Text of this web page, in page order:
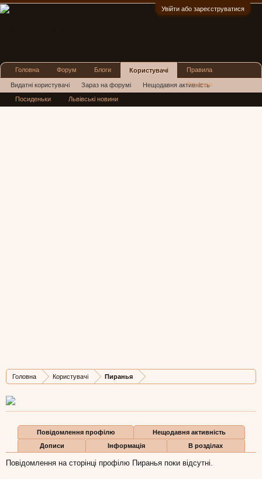
Увійти або зареєструватися
Головна Користувачі Пиранья
Дописів
75
Карма
50
Бали
0
Повідомлення профілю
Нещодавня активність
Дописи
Інформація В розділах
Повідомлення на сторінці профілю Пиранья поки відсутні.
Головна Форум Блоги Користувачі
Видатні користувачі Зараз на форумі Нещодавня активність
Нові повідомлення профілю
Правила
Реклама
Посиденьки Львівські новини